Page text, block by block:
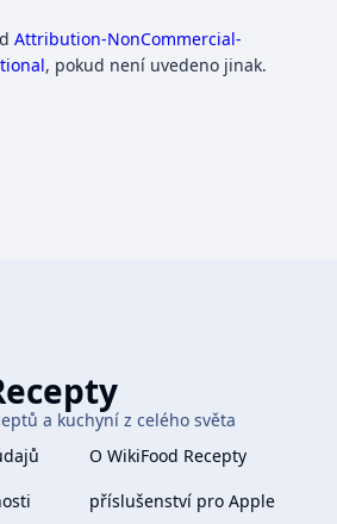
Attribution-NonCommercial-
, pokud není uvedeno jinak.
a kuchyní z celého světa
O WikiFood Recepty
příslušenství pro Apple